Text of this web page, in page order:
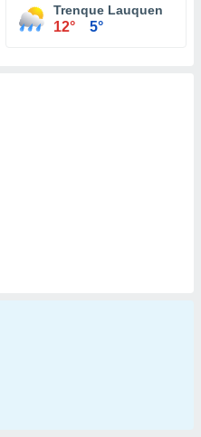
Trenque Lauquen
12° 5°